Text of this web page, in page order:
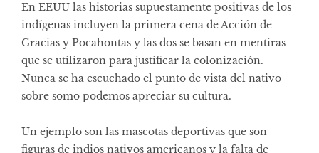
En EEUU las historias supuestamente positivas de los
indígenas incluyen la primera cena de Acción de
Gracias y Pocahontas y las dos se basan en mentiras
que se utilizaron para justificar la colonización.
Nunca se ha escuchado el punto de vista del nativo
sobre somo podemos apreciar su cultura.
Un ejemplo son las mascotas deportivas que son
figuras de indios nativos americanos y la falta de